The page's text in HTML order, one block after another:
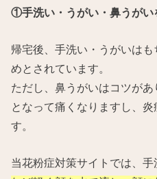
①手洗い・うがい・鼻うがい
帰宅後、手洗い・うがいは
めとされています。
ただし、鼻うがいはコツが
となって痛くなりますし、
す。
当花粉症対策サイトでは、手